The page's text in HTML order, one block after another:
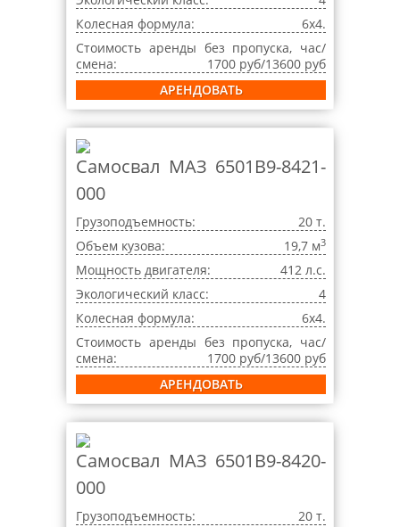
Колесная формула:
6x4.
Стоимость аренды без пропуска, час/
смена:
1700 руб/13600 руб
АРЕНДОВАТЬ
Самосвал МАЗ 6501B9-8421-
000
Грузоподъемность:
20 т.
Объем кузова:
19,7 м3
Мощность двигателя:
412 л.с.
Экологический класс:
4
Колесная формула:
6x4.
Стоимость аренды без пропуска, час/
смена:
1700 руб/13600 руб
АРЕНДОВАТЬ
Самосвал МАЗ 6501В9-8420-
000
Грузоподъемность:
20 т.